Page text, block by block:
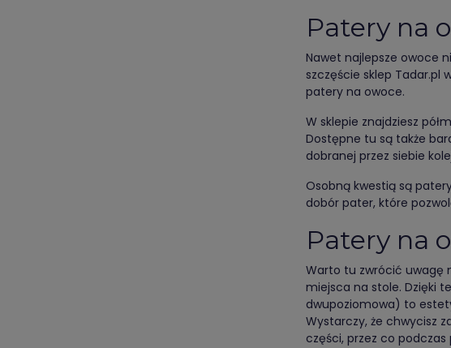
Patery na
Nawet najlepsze owoce
szczęście sklep Tadar.pl
patery na owoce.
W sklepie znajdziesz
Dostępne tu są także
dobranej przez siebie
Osobną kwestią są
dobór pater, które
Patery na
Warto tu zwrócić uwagę
miejsca na stole. Dzięki
dwupoziomowa) to
Wystarczy, że chwycisz
części, przez co